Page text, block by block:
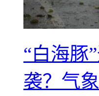
“白海豚
袭？气